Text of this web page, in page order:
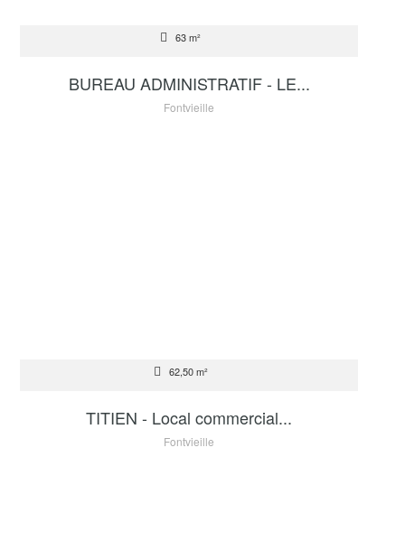
63 m²
BUREAU ADMINISTRATIF - LE...
Fontvieille
62,50 m²
TITIEN - Local commercial...
Fontvieille